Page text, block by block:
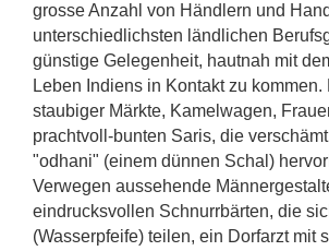
grosse Anzahl von Händlern und
unterschiedlichsten ländlichen
günstige Gelegenheit, hautnah mit
Leben Indiens in Kontakt zu kommen.
staubiger Märkte, Kamelwagen,
prachtvoll-bunten Saris, die
"odhani" (einem dünnen Schal)
Verwegen aussehende
eindrucksvollen Schnurrbärten, die
(Wasserpfeife) teilen, ein Dorfarzt mit